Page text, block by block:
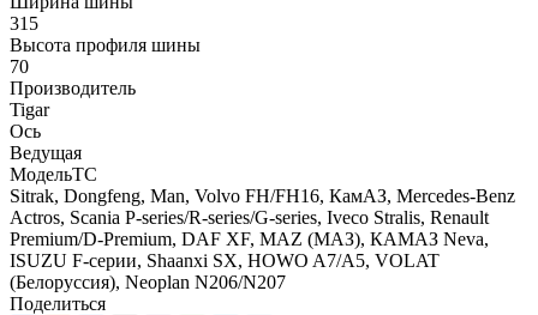
315
Высота профиля шины
70
Производитель
Tigar
Ось
Ведущая
МодельТС
Sitrak, Dongfeng, Man, Volvo FH/FH16, КамАЗ, Mercedes-Benz
Actros, Scania P-series/R-series/G-series, Iveco Stralis, Renault
Premium/D-Premium, DAF XF, MAZ (МАЗ), КАМАЗ Neva,
ISUZU F-серии, Shaanxi SX, HOWO A7/A5, VOLAT
(Белоруссия), Neoplan N206/N207
Поделиться